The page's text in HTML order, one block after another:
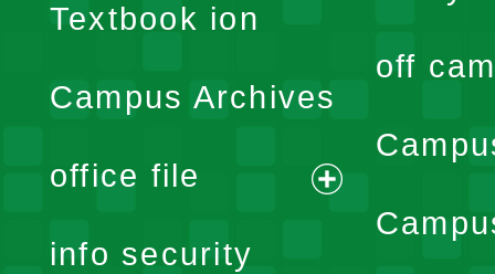
Textbook ion
Campus Archives
office file
expand
info security
off